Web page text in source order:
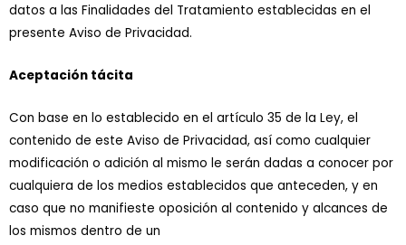
datos a las Finalidades del Tratamiento establecidas en el
presente Aviso de Privacidad.
Aceptación tácita
Con base en lo establecido en el artículo 35 de la Ley, el
contenido de este Aviso de Privacidad, así como cualquier
modificación o adición al mismo le serán dadas a conocer por
cualquiera de los medios establecidos que anteceden, y en
caso que no manifieste oposición al contenido y alcances de
los mismos dentro de un